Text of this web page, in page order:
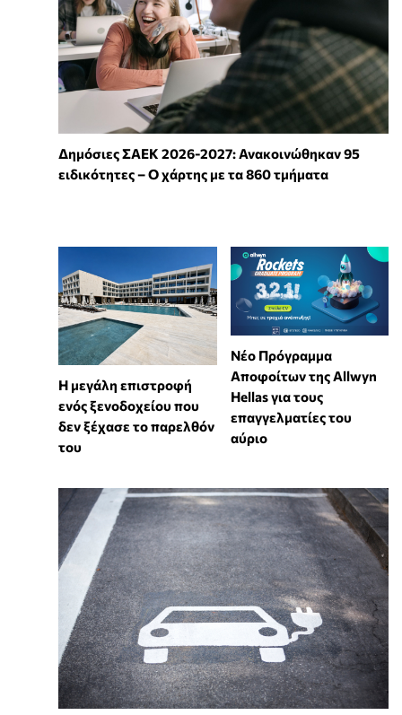
Δημόσιες ΣΑΕΚ 2026-2027: Ανακοινώθηκαν 95
ειδικότητες – Ο χάρτης με τα 860 τμήματα
Η μεγάλη επιστροφή
ενός ξενοδοχείου που
δεν ξέχασε το παρελθόν
του
Νέο Πρόγραμμα
Αποφοίτων της Allwyn
Hellas για τους
επαγγελματίες του
αύριο